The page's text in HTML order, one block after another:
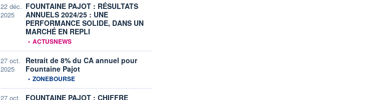
22 déc.
2025
FOUNTAINE PAJOT : RÉSULTATS
ANNUELS 2024/25 : UNE
PERFORMANCE SOLIDE, DANS UN
MARCHÉ EN REPLI
information fournie par
• ACTUSNEWS
27 oct.
2025
Retrait de 8% du CA annuel pour
Fountaine Pajot
information fournie par
• ZONEBOURSE
27 oct.
FOUNTAINE PAJOT : CHIFFRE